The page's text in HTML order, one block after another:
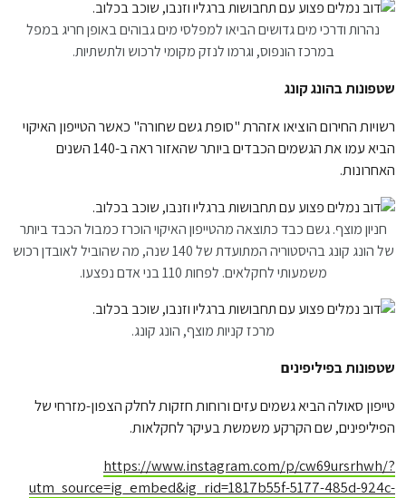
נהרות ודרכי מים גדושים הביאו למפלסי מים גבוהים באופן חריג במפל
במרכז הונפוס, וגרמו לנזק מקומי לרכוש ולתשתיות.
שטפונות בהונג קונג
רשויות החירום הוציאו אזהרת "סופת גשם שחורה" כאשר הטייפון האיקוי
הביא עמו את הגשמים הכבדים ביותר שהאזור ראה ב-140 השנים
האחרונות.
חניון מוצף. גשם כבד כתוצאה מהטייפון האיקוי הוכרז כמבול הכבד ביותר
של הונג קונג בהיסטוריה המתועדת של 140 שנה, מה שהוביל לאובדן רכוש
משמעותי לחקלאים. לפחות 110 בני אדם נפצעו.
מרכז קניות מוצף, הונג קונג.
שטפונות בפיליפינים
טייפון סאולה הביא גשמים עזים ורוחות חזקות לחלק הצפון-מזרחי של
הפיליפינים, שם הקרקע משמשת בעיקר לחקלאות.
https://www.instagram.com/p/cw69ursrhwh/?
utm_source=ig_embed&ig_rid=1817b55f-5177-485d-924c-